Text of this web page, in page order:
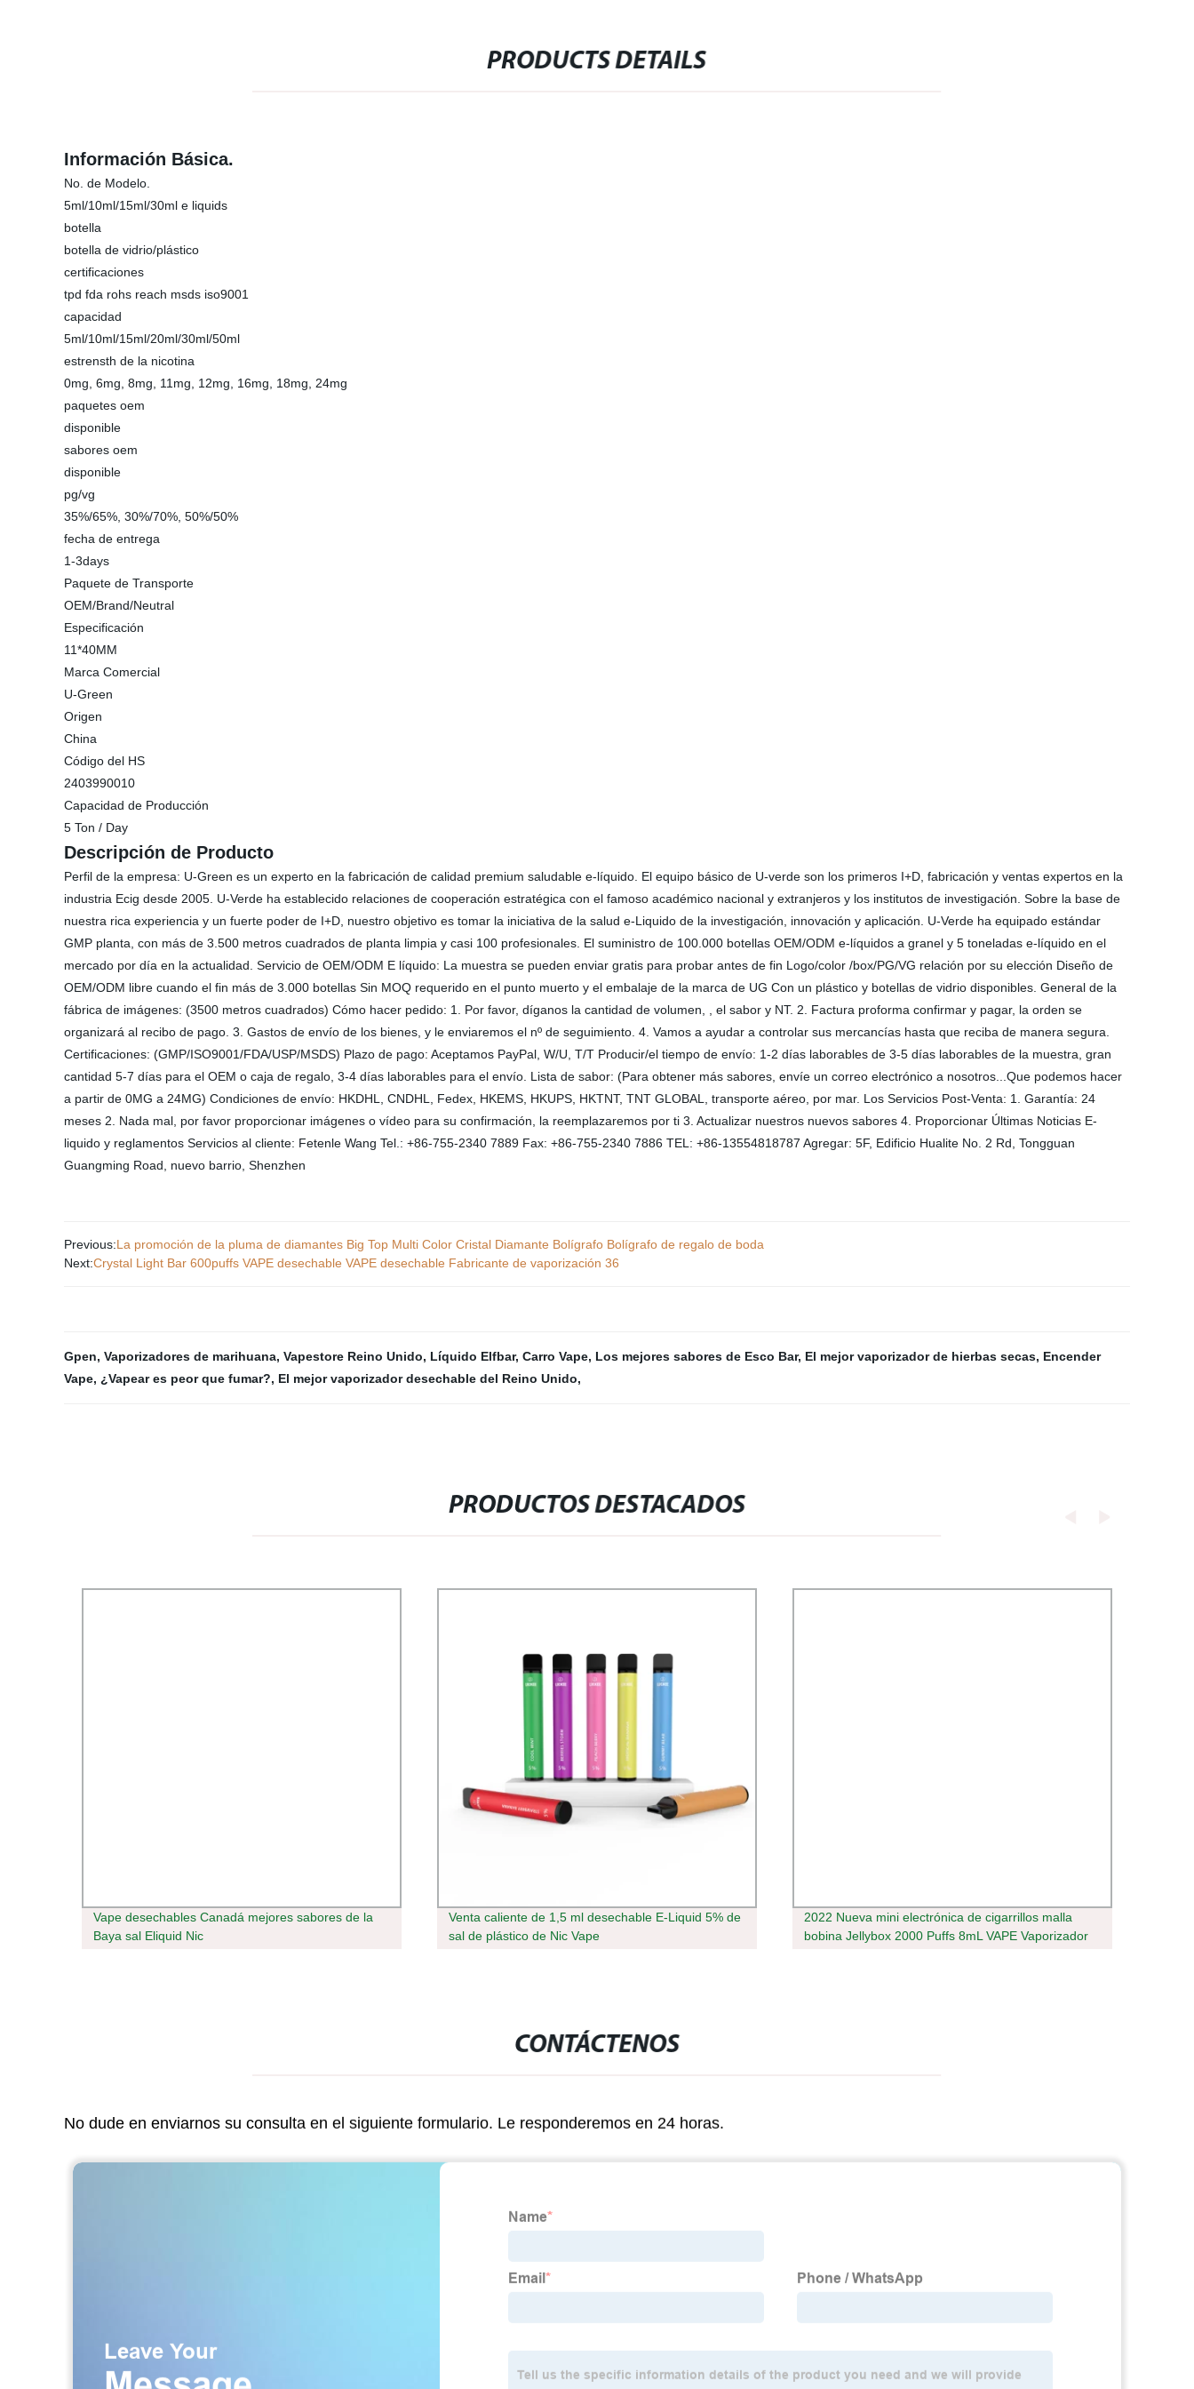
PRODUCTS DETAILS
Información Básica.
No. de Modelo.
5ml/10ml/15ml/30ml e liquids
botella
botella de vidrio/plástico
certificaciones
tpd fda rohs reach msds iso9001
capacidad
5ml/10ml/15ml/20ml/30ml/50ml
estrensth de la nicotina
0mg, 6mg, 8mg, 11mg, 12mg, 16mg, 18mg, 24mg
paquetes oem
disponible
sabores oem
disponible
pg/vg
35%/65%, 30%/70%, 50%/50%
fecha de entrega
1-3days
Paquete de Transporte
OEM/Brand/Neutral
Especificación
11*40MM
Marca Comercial
U-Green
Origen
China
Código del HS
2403990010
Capacidad de Producción
5 Ton / Day
Descripción de Producto
Perfil de la empresa: U-Green es un experto en la fabricación de calidad premium saludable e-líquido. El equipo básico de U-verde son los primeros I+D, fabricación y ventas expertos en la
industria Ecig desde 2005. U-Verde ha establecido relaciones de cooperación estratégica con el famoso académico nacional y extranjeros y los institutos de investigación. Sobre la base de
nuestra rica experiencia y un fuerte poder de I+D, nuestro objetivo es tomar la iniciativa de la salud e-Liquido de la investigación, innovación y aplicación. U-Verde ha equipado estándar
GMP planta, con más de 3.500 metros cuadrados de planta limpia y casi 100 profesionales. El suministro de 100.000 botellas OEM/ODM e-líquidos a granel y 5 toneladas e-líquido en el
mercado por día en la actualidad. Servicio de OEM/ODM E líquido: La muestra se pueden enviar gratis para probar antes de fin Logo/color /box/PG/VG relación por su elección Diseño de
OEM/ODM libre cuando el fin más de 3.000 botellas Sin MOQ requerido en el punto muerto y el embalaje de la marca de UG Con un plástico y botellas de vidrio disponibles. General de la
fábrica de imágenes: (3500 metros cuadrados) Cómo hacer pedido: 1. Por favor, díganos la cantidad de volumen, , el sabor y NT. 2. Factura proforma confirmar y pagar, la orden se
organizará al recibo de pago. 3. Gastos de envío de los bienes, y le enviaremos el nº de seguimiento. 4. Vamos a ayudar a controlar sus mercancías hasta que reciba de manera segura.
Certificaciones: (GMP/ISO9001/FDA/USP/MSDS) Plazo de pago: Aceptamos PayPal, W/U, T/T Producir/el tiempo de envío: 1-2 días laborables de 3-5 días laborables de la muestra, gran
cantidad 5-7 días para el OEM o caja de regalo, 3-4 días laborables para el envío. Lista de sabor: (Para obtener más sabores, envíe un correo electrónico a nosotros...Que podemos hacer
a partir de 0MG a 24MG) Condiciones de envío: HKDHL, CNDHL, Fedex, HKEMS, HKUPS, HKTNT, TNT GLOBAL, transporte aéreo, por mar. Los Servicios Post-Venta: 1. Garantía: 24
meses 2. Nada mal, por favor proporcionar imágenes o vídeo para su confirmación, la reemplazaremos por ti 3. Actualizar nuestros nuevos sabores 4. Proporcionar Últimas Noticias E-
liquido y reglamentos Servicios al cliente: Fetenle Wang Tel.: +86-755-2340 7889 Fax: +86-755-2340 7886 TEL: +86-13554818787 Agregar: 5F, Edificio Hualite No. 2 Rd, Tongguan
Guangming Road, nuevo barrio, Shenzhen
Previous:La promoción de la pluma de diamantes Big Top Multi Color Cristal Diamante Bolígrafo Bolígrafo de regalo de boda
Next:Crystal Light Bar 600puffs VAPE desechable VAPE desechable Fabricante de vaporización 36
Gpen, Vaporizadores de marihuana, Vapestore Reino Unido, Líquido Elfbar, Carro Vape, Los mejores sabores de Esco Bar, El mejor vaporizador de hierbas secas, Encender
Vape, ¿Vapear es peor que fumar?, El mejor vaporizador desechable del Reino Unido,
PRODUCTOS DESTACADOS
Vape desechables Canadá mejores sabores de la
Baya sal Eliquid Nic
Venta caliente de 1,5 ml desechable E-Liquid 5% de
sal de plástico de Nic Vape
2022 Nueva mini electrónica de cigarrillos malla
bobina Jellybox 2000 Puffs 8mL VAPE Vaporizador
CONTÁCTENOS
No dude en enviarnos su consulta en el siguiente formulario. Le responderemos en 24 horas.